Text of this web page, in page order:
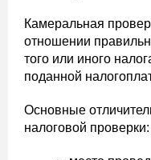
Камеральная
отношении
того или иного
поданной
Основные
налоговой проверки: